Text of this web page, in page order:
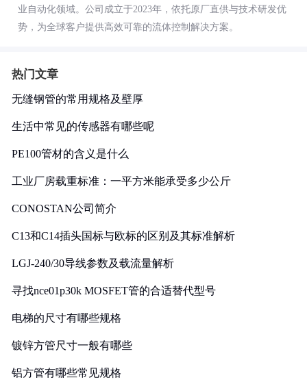
业自动化领域。公司成立于2023年，依托原厂直供与技术研发优
势，为全球客户提供高效可靠的流体控制解决方案。
热门文章
无缝钢管的常用规格及壁厚
生活中常见的传感器有哪些呢
PE100管材的含义是什么
工业厂房载重标准：一平方米能承受多少公斤
CONOSTAN公司简介
C13和C14插头国标与欧标的区别及其标准解析
LGJ-240/30导线参数及载流量解析
寻找nce01p30k MOSFET管的合适替代型号
电梯的尺寸有哪些规格
镀锌方管尺寸一般有哪些
铝方管有哪些常见规格